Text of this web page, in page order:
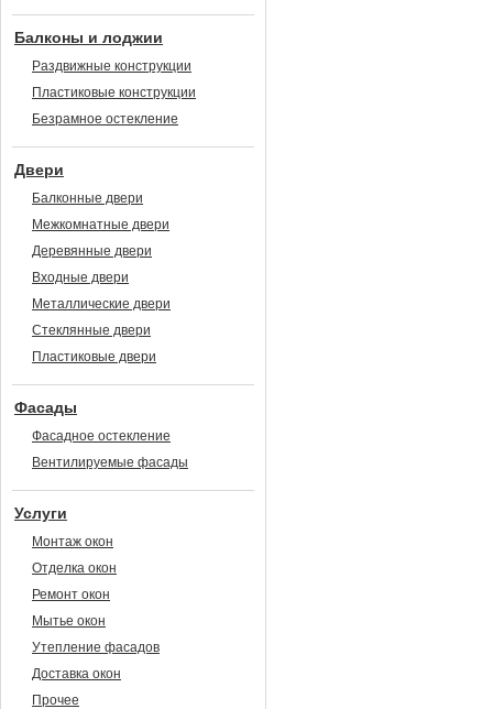
Балконы и лоджии
Раздвижные конструкции
Пластиковые конструкции
Безрамное остекление
Двери
Балконные двери
Межкомнатные двери
Деревянные двери
Входные двери
Металлические двери
Стеклянные двери
Пластиковые двери
Фасады
Фасадное остекление
Вентилируемые фасады
Услуги
Монтаж окон
Отделка окон
Ремонт окон
Мытье окон
Утепление фасадов
Доставка окон
Прочее